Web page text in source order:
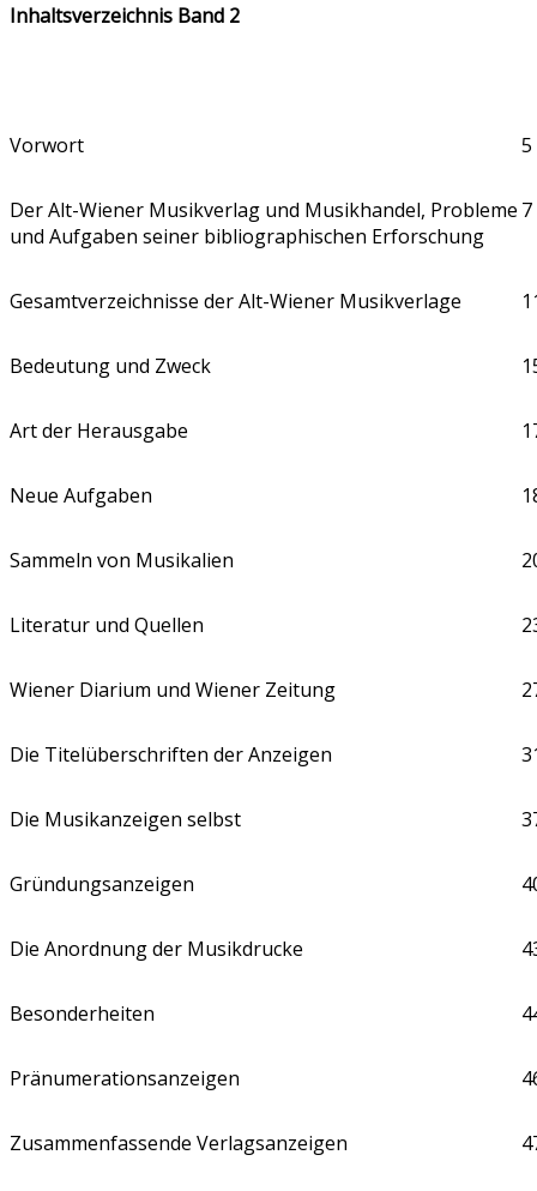
Inhaltsverzeichnis Band 2
Vorwort 5
Der Alt-Wiener Musikverlag und Musikhandel, Probleme
und Aufgaben seiner bibliographischen Erforschung
7
Gesamtverzeichnisse der Alt-Wiener Musikverlage
Bedeutung und Zweck
Art der Herausgabe
Neue Aufgaben
Sammeln von Musikalien
Literatur und Quellen
Wiener Diarium und Wiener Zeitung
Die Titelüberschriften der Anzeigen
Die Musikanzeigen selbst
Gründungsanzeigen
Die Anordnung der Musikdrucke
Besonderheiten
Pränumerationsanzeigen
Zusammenfassende Verlagsanzeigen